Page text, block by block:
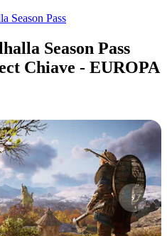
Season Pass
Season Pass
Chiave - EUROPA